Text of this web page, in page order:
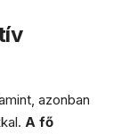
azonban
A fő